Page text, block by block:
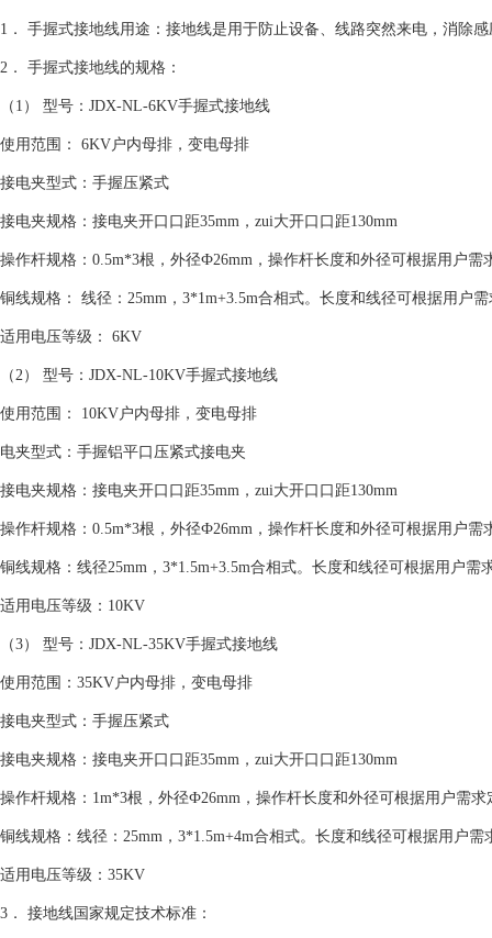
1． 手握式接地线用途：接地线是用于防止设备、线路突然来电，消除
2． 手握式接地线的规格：
（1） 型号：JDX-NL-6KV手握式接地线
使用范围： 6KV户内母排，变电母排
接电夹型式：手握压紧式
接电夹规格：接电夹开口口距35mm，zui大开口口距130mm
操作杆规格：0.5m*3根，外径Ф26mm，操作杆长度和外径可根据用户需
铜线规格： 线径：25mm，3*1m+3.5m合相式。长度和线径可根据用户
适用电压等级： 6KV
（2） 型号：JDX-NL-10KV手握式接地线
使用范围： 10KV户内母排，变电母排
电夹型式：手握铝平口压紧式接电夹
接电夹规格：接电夹开口口距35mm，zui大开口口距130mm
操作杆规格：0.5m*3根，外径Ф26mm，操作杆长度和外径可根据用户需
铜线规格：线径25mm，3*1.5m+3.5m合相式。长度和线径可根据用户需
适用电压等级：10KV
（3） 型号：JDX-NL-35KV手握式接地线
使用范围：35KV户内母排，变电母排
接电夹型式：手握压紧式
接电夹规格：接电夹开口口距35mm，zui大开口口距130mm
操作杆规格：1m*3根，外径Ф26mm，操作杆长度和外径可根据用户需求
铜线规格：线径：25mm，3*1.5m+4m合相式。长度和线径可根据用户需
适用电压等级：35KV
3． 接地线国家规定技术标准：